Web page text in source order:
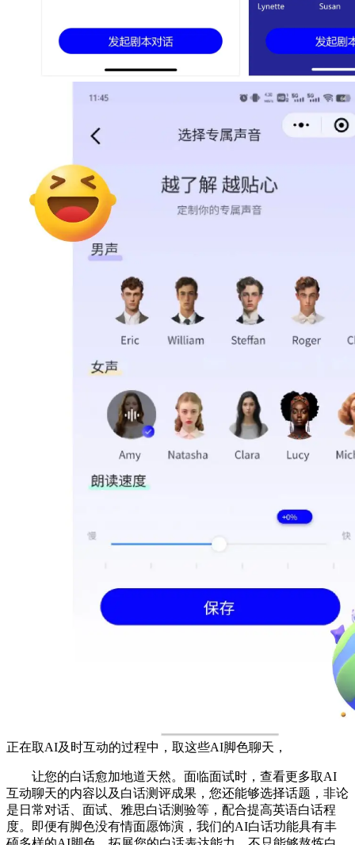
正在取AI及时互动的过程中，取这些AI脚色聊天，
让您的白话愈加地道天然。面临面试时，查看更多取AI
互动聊天的内容以及白话测评成果，您还能够选择话题，非论
是日常对话、面试、雅思白话测验等，配合提高英语白话程
度。即便有脚色没有情面愿饰演，我们的AI白话功能具有丰